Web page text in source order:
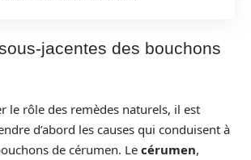
jacentes des bouchons
le rôle des remèdes naturels, il est
d’abord les causes qui conduisent à
de cérumen. Le cérumen,